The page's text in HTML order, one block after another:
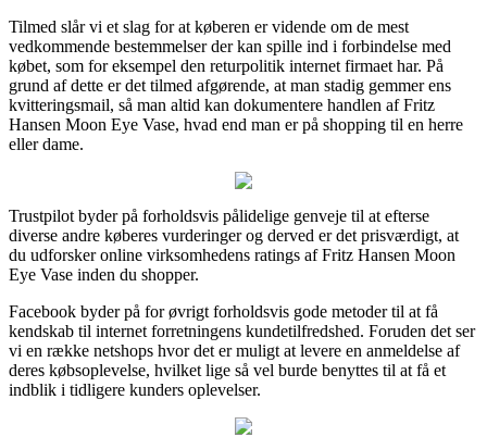
Tilmed slår vi et slag for at køberen er vidende om de mest
vedkommende bestemmelser der kan spille ind i forbindelse med
købet, som for eksempel den returpolitik internet firmaet har. På
grund af dette er det tilmed afgørende, at man stadig gemmer ens
kvitteringsmail, så man altid kan dokumentere handlen af Fritz
Hansen Moon Eye Vase, hvad end man er på shopping til en herre
eller dame.
Trustpilot byder på forholdsvis pålidelige genveje til at efterse
diverse andre køberes vurderinger og derved er det prisværdigt, at
du udforsker online virksomhedens ratings af Fritz Hansen Moon
Eye Vase inden du shopper.
Facebook byder på for øvrigt forholdsvis gode metoder til at få
kendskab til internet forretningens kundetilfredshed. Foruden det ser
vi en række netshops hvor det er muligt at levere en anmeldelse af
deres købsoplevelse, hvilket lige så vel burde benyttes til at få et
indblik i tidligere kunders oplevelser.